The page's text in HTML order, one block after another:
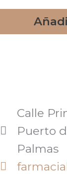
Calle
Puerto
Palmas